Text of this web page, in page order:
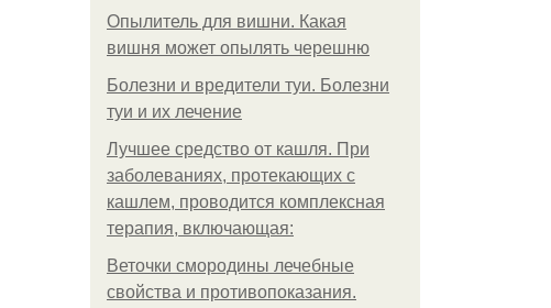
Опылитель для вишни. Какая
вишня может опылять черешню
Болезни и вредители туи. Болезни
туи и их лечение
Лучшее средство от кашля. При
заболеваниях, протекающих с
кашлем, проводится комплексная
терапия, включающая:
Веточки смородины лечебные
свойства и противопоказания.